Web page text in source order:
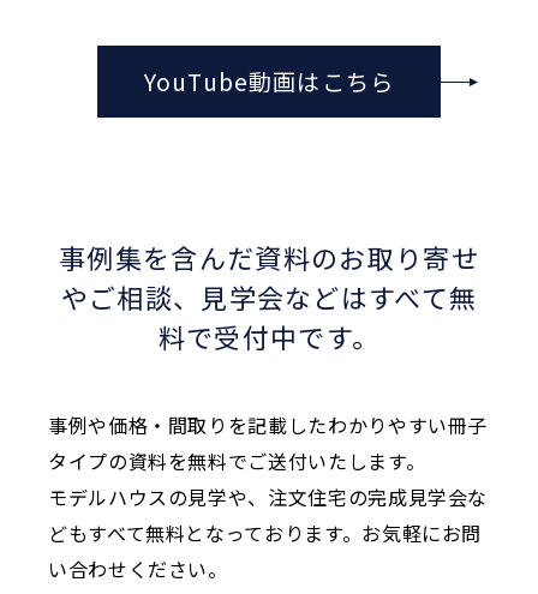
YouTube動画はこちら
事例集を含んだ資料のお取り寄せ
やご相談、
見学会などはすべて無
料で受付中です。
事例や価格・間取りを記載したわかりやすい冊子
タイプの資料を無料でご送付いたします。
モデルハウスの見学や、注文住宅の完成見学会な
どもすべて無料となっております。お気軽にお問
い合わせください。